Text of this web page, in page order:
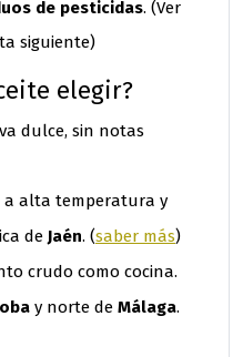
de pesticidas. (Ver
siguiente)
elegir?
dulce, sin notas
a alta temperatura y
de Jaén. (saber más)
crudo como cocina.
y norte deMálaga.